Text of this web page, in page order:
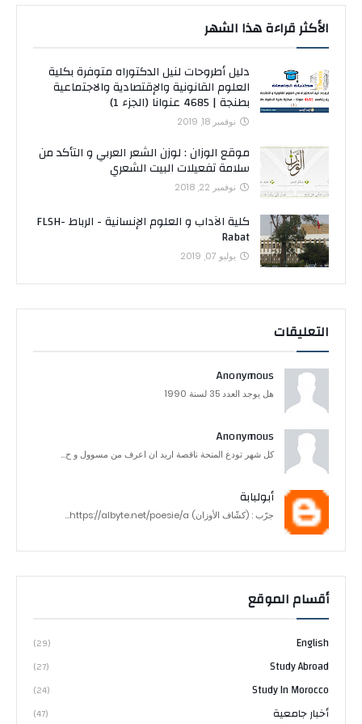
الأكثر قراءة هذا الشهر
دليل أطروحات لنيل الدكتوراه متوفرة بكلية
العلوم القانونية والإقتصادية والاجتماعية
بطنجة | 4685 عنوانا (الجزء 1)
نوفمبر 18, 2019
موقع الوزان : لوزن الشعر العربي و التأكد من
سلامة تفعيلات البيت الشعري
نوفمبر 22, 2018
كلية الآداب و العلوم الإنسانية - الرباط FLSH-
Rabat
يوليو 07, 2019
التعليقات
Anonymous
هل يوجد العدد 35 لسنة 1990
Anonymous
كل شهر تودع المنحة ناقصة اريد ان اعرف من مسوول و ح...
أبولبابة
جرّب : (كشّاف الأوزان) https://albyte.net/poesie/a...
أقسام الموقع
English
(29)
Study Abroad
(27)
Study In Morocco
(24)
أخبار جامعية (47)